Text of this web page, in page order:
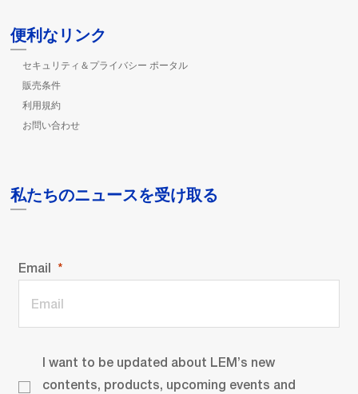
便利なリンク
セキュリティ＆プライバシー ポータル
販売条件
利用規約
お問い合わせ
私たちのニュースを受け取る
Email
I want to be updated about LEM’s new
contents, products, upcoming events and